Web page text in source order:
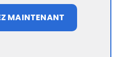
MAINTENANT